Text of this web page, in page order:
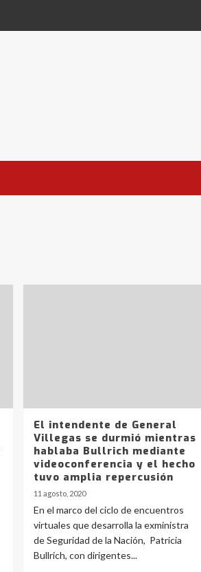
El intendente de General
Villegas se durmió mientras
hablaba Bullrich mediante
videoconferencia y el hecho
tuvo amplia repercusión
11 agosto, 2020
En el marco del ciclo de encuentros
virtuales que desarrolla la exministra
de Seguridad de la Nación, Patricia
Bullrich, con dirigentes...